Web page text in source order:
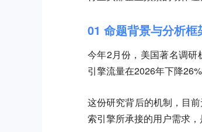
01 命题背景与分析框
今年2月份，美国著名调研
引擎流量在2026年下降
这份研究背后的机制，目
索引擎所承接的用户需求，